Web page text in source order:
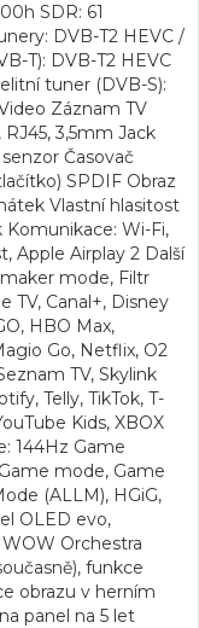
SDR: 61
DVB-T2 HEVC /
T): DVB-T2 HEVC
tuner (DVB-S):
Záznam TV
3,5mm Jack
Časovač
SPDIF Obraz
Vlastní hlasitost
Wi-Fi,
Apple Airplay 2 Další
mode, Filtr
TV, Canal+, Disney
HBO Max,
Go, Netflix, O2
TV, Skylink
Telly, TikTok, T-
Kids, XBOX
144Hz Game
mode, Game
(ALLM), HGiG,
OLED evo,
Orchestra
funkce
obrazu v herním
panel na 5 let